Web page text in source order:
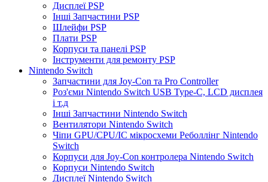
Дисплеї PSP
Інші Запчастини PSP
Шлейфи PSP
Плати PSP
Корпуси та панелі PSP
Інструменти для ремонту PSP
Nintendo Switch
Запчастини для Joy-Con та Pro Controller
Роз'єми Nintendo Switch USB Type-C, LCD дисплея
і т.д
Інші Запчастини Nintendo Switch
Вентилятори Nintendo Switch
Чіпи GPU/CPU/IC мікросхеми Реболлінг Nintendo
Switch
Корпуси для Joy-Con контролера Nintendo Switch
Корпуси Nintendo Switch
Дисплеї Nintendo Switch